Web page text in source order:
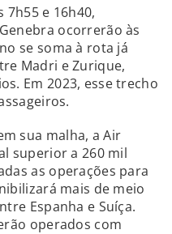
e 16h40,
ocorrerão às
se soma à rota já
Madri e Zurique,
Em 2023, esse trecho
sua malha, a Air
superior a 260 mil
as operações para
mais de meio
Espanha e Suíça.
operados com